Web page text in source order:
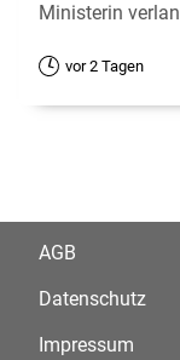
Ministerin
vor 2 Tagen
AGB
Datenschutz
Impressum